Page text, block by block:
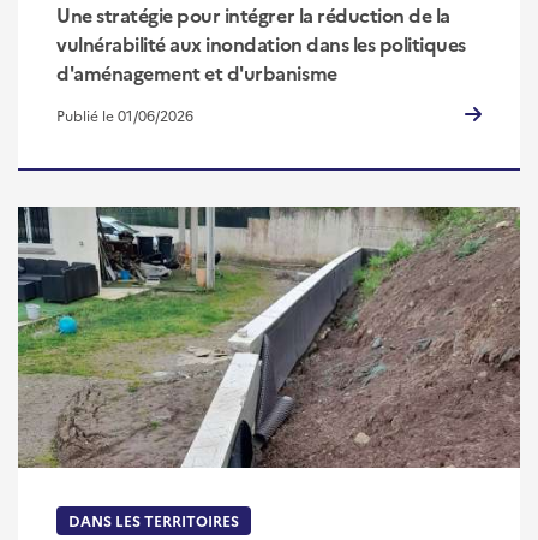
Une stratégie pour intégrer la réduction de la
vulnérabilité aux inondation dans les politiques
d'aménagement et d'urbanisme
Publié le 01/06/2026
DANS LES TERRITOIRES